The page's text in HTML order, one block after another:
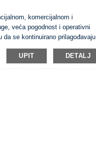
komercijalnom i
veća pogodnost i operativni
se kontinuirano prilagođavaju
UPIT
DETALJ